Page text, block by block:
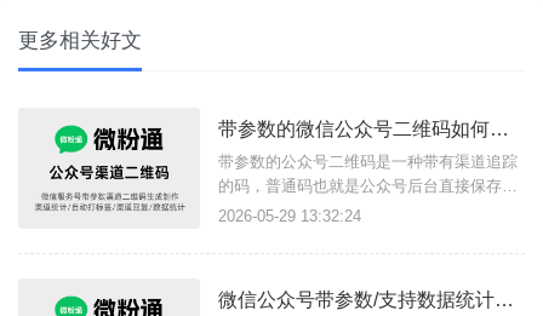
更多相关好文
带参数的微信公众号二维码如何生成？有哪些用途？
带参数的公众号二维码是一种带有渠道追踪
的码，普通码也就是公众号后台直接保存下
载的二维码，不具有特殊功能，仅支持扫描
生成，不会开发需借助像微粉通这样的三方
用。{微粉通}带参数的二维码支持什么功
2026-05-29 13:32:24
微信公众号带参数/支持数据统计的门店二维码如何生成？